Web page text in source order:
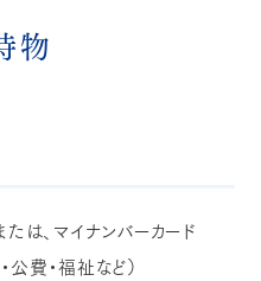
物
は、マイナンバーカード
費・福祉など）